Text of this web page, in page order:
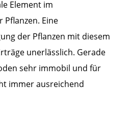
Element im
Pflanzen. Eine
der Pflanzen mit diesem
unerlässlich. Gerade
sehr immobil und für
immer ausreichend